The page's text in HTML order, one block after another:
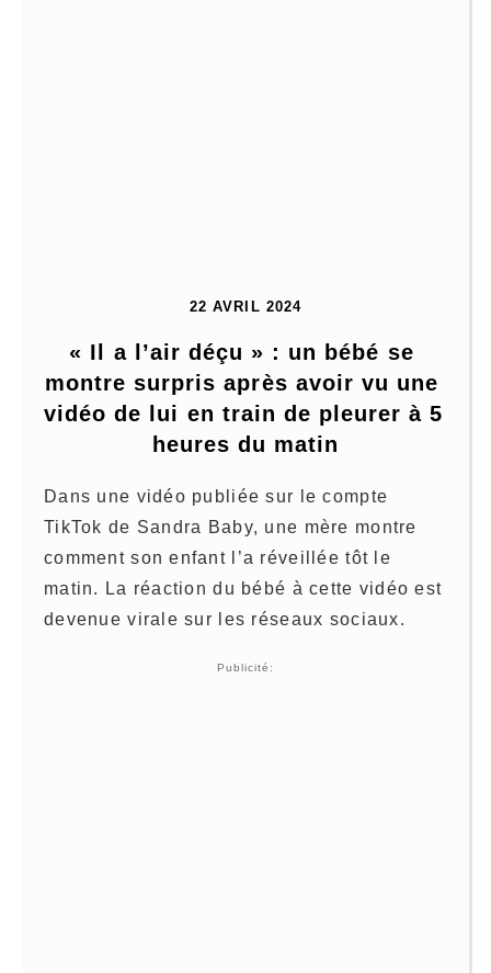
22 AVRIL 2024
« Il a l’air déçu » : un bébé se
montre surpris après avoir vu une
vidéo de lui en train de pleurer à 5
heures du matin
Dans une vidéo publiée sur le compte
TikTok de Sandra Baby, une mère montre
comment son enfant l’a réveillée tôt le
matin. La réaction du bébé à cette vidéo est
devenue virale sur les réseaux sociaux.
Publicité: